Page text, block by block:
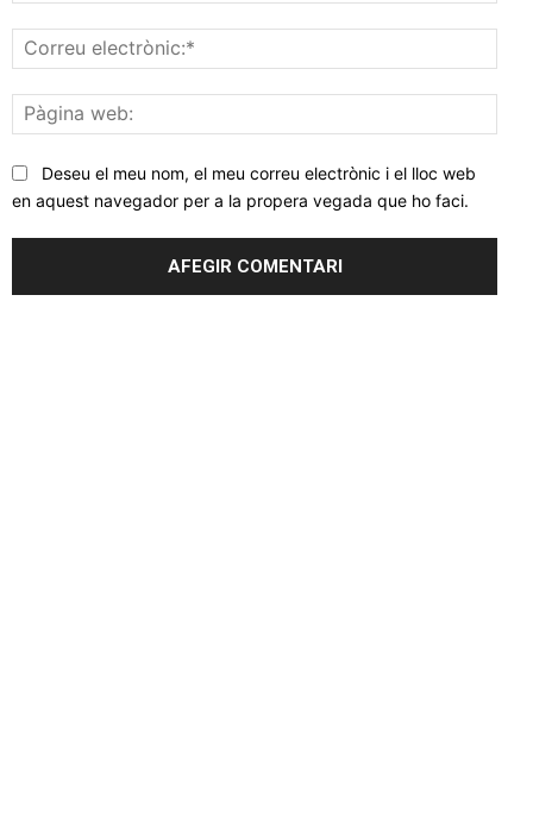
web:
Deseu el meu nom, el meu correu electrònic i el lloc web
en aquest navegador per a la propera vegada que ho faci.